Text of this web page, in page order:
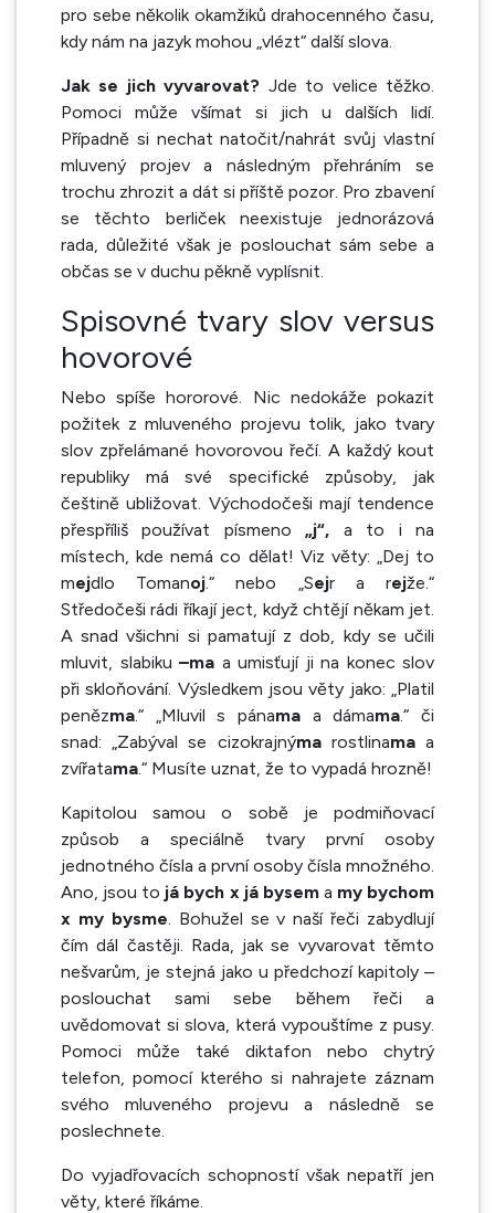
pro sebe několik okamžiků drahocenného času,
kdy nám na jazyk mohou „vlézt“ další slova.
Jak se jich vyvarovat? Jde to velice těžko.
Pomoci může všímat si jich u dalších lidí.
Případně si nechat natočit/nahrát svůj vlastní
mluvený projev a následným přehráním se
trochu zhrozit a dát si příště pozor. Pro zbavení
se těchto berliček neexistuje jednorázová
rada, důležité však je poslouchat sám sebe a
občas se v duchu pěkně vyplísnit.
Spisovné tvary slov versus
hovorové
Nebo spíše hororové. Nic nedokáže pokazit
požitek z mluveného projevu tolik, jako tvary
slov zpřelámané hovorovou řečí. A každý kout
republiky má své specifické způsoby, jak
češtině ubližovat. Východočeši mají tendence
přespříliš používat písmeno„j“, a to i na
místech, kde nemá co dělat! Viz věty: „Dej to
mejdlo Tomanoj.“ nebo „Sejr a rejže.“
Středočeši rádi říkají ject, když chtějí někam jet.
A snad všichni si pamatují z dob, kdy se učili
mluvit, slabiku –ma a umisťují ji na konec slov
při skloňování. Výsledkem jsou věty jako: „Platil
penězma.“ „Mluvil s pánama a dámama.“ či
snad: „Zabýval se cizokrajnýmarostlinamaa
zvířatama.“ Musíte uznat, že to vypadá hrozně!
Kapitolou samou o sobě je podmiňovací
způsob a speciálně tvary první osoby
jednotného čísla a první osoby čísla množného.
Ano, jsou to já bych x já bysema my bychom
x my bysme. Bohužel se v naší řeči zabydlují
čím dál častěji. Rada, jak se vyvarovat těmto
nešvarům, je stejná jako u předchozí kapitoly –
poslouchat sami sebe během řeči a
uvědomovat si slova, která vypouštíme z pusy.
Pomoci může také diktafon nebo chytrý
telefon, pomocí kterého si nahrajete záznam
svého mluveného projevu a následně se
poslechnete.
Do vyjadřovacích schopností však nepatří jen
věty, které říkáme.